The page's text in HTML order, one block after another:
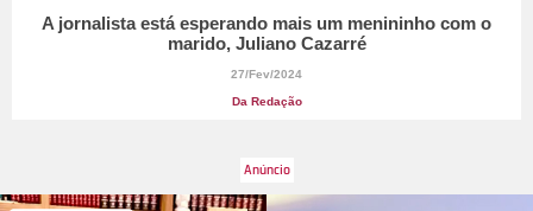
A jornalista está esperando mais um menininho com o
marido, Juliano Cazarré
27/Fev/2024
Da Redação